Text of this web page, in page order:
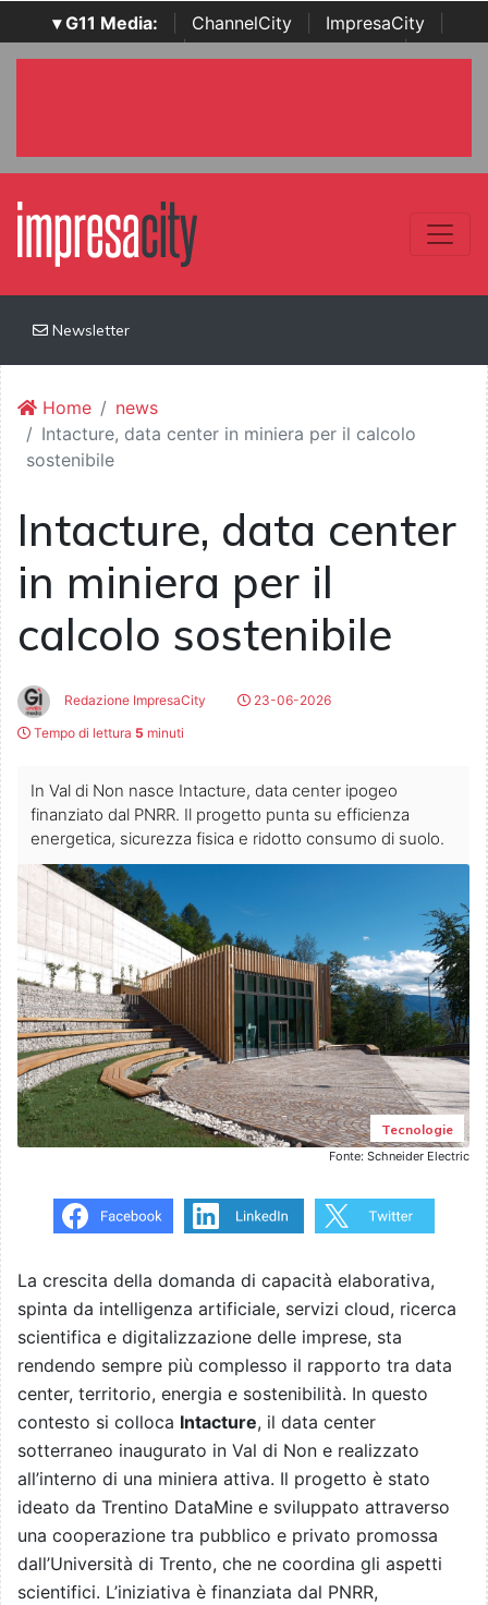
▾ G11 Media: ChannelCity ImpresaCity
SecurityOpenLab | Italian Channel Awards | Italian
Newsletter
Home
news
Intacture, data center in miniera per il calcolo
sostenibile
Intacture, data center
in miniera per il
calcolo sostenibile
Redazione ImpresaCity
23-06-2026
Tempo di lettura 5 minuti
In Val di Non nasce Intacture, data center ipogeo
finanziato dal PNRR. Il progetto punta su efficienza
energetica, sicurezza fisica e ridotto consumo di suolo.
Tecnologie
Fonte: Schneider Electric
La crescita della domanda di capacità elaborativa,
spinta da intelligenza artificiale, servizi cloud, ricerca
scientifica e digitalizzazione delle imprese, sta
rendendo sempre più complesso il rapporto tra data
center, territorio, energia e sostenibilità. In questo
contesto si colloca Intacture, il data center
sotterraneo inaugurato in Val di Non e realizzato
all’interno di una miniera attiva. Il progetto è stato
ideato da Trentino DataMine e sviluppato attraverso
una cooperazione tra pubblico e privato promossa
dall’Università di Trento, che ne coordina gli aspetti
scientifici. L’iniziativa è finanziata dal PNRR,